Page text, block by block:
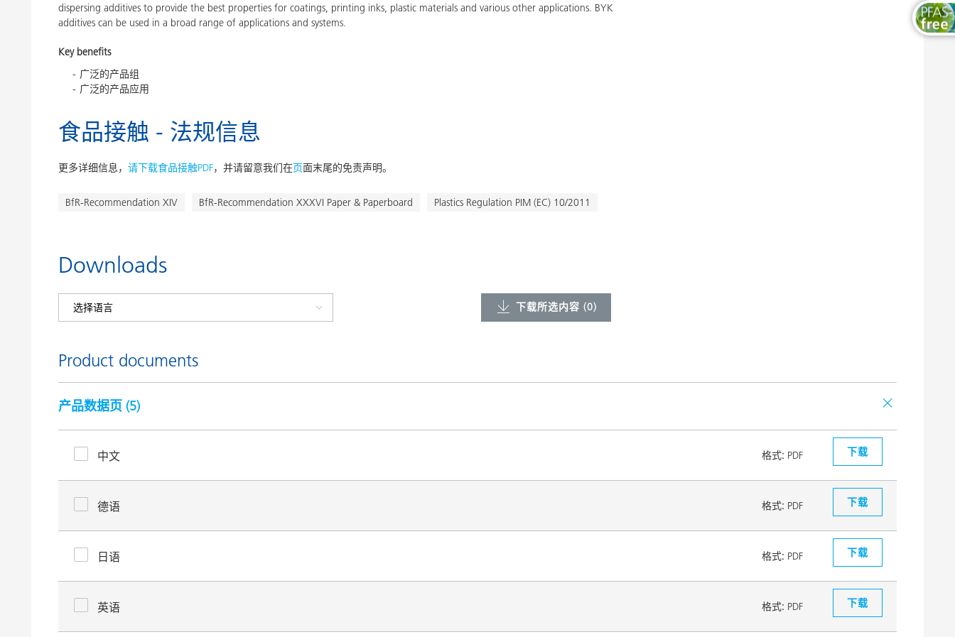
dispersing additives to provide the best properties for coatings, printing inks, plastic materials and various other applications. BYK
additives can be used in a broad range of applications and systems.
Key benefits
广泛的产品组
广泛的产品应用
食品接触 - 法规信息
更多详细信息， 请下载食品接触PDF，并请留意我们在页面末尾的免责声明。
BfR-Recommendation XIV BfR-Recommendation XXXVI Paper & Paperboard Plastics Regulation PIM (EC) 10/2011
Downloads
下载所选内容 (0)
Product documents
产品数据页 (5)
中文 格式: PDF 下载
德语 格式: PDF 下载
日语 格式: PDF 下载
英语 格式: PDF 下载